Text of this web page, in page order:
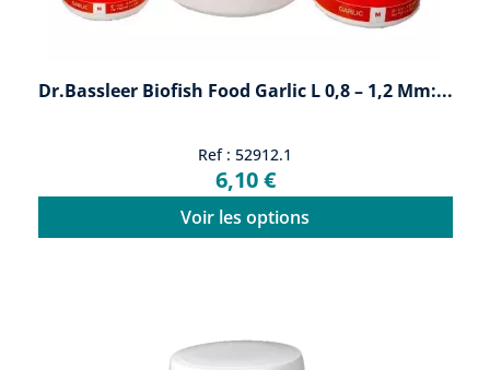
Dr.Bassleer Biofish Food Garlic L 0,8 – 1,2 Mm:...
Ref : 52912.1
6,10 €
Voir les options